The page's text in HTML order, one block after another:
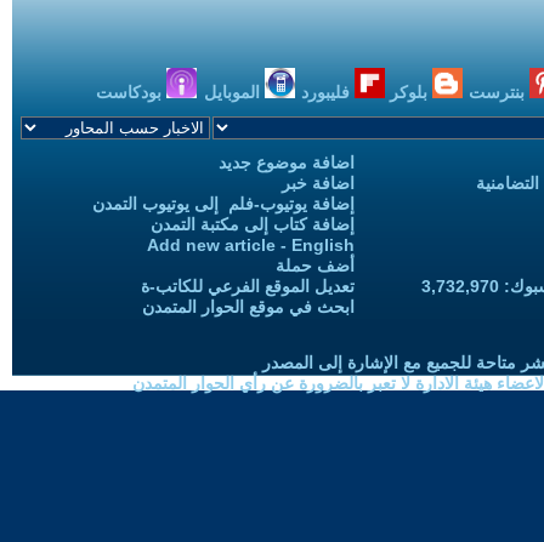
بنترست بلوكر فليبورد الموبايل بودكاست
اضافة موضوع جديد
اضافة خبر
إضافة يوتيوب-فلم إلى يوتيوب التمدن
إضافة كتاب إلى مكتبة التمدن
Add new article - English
أضف حملة
تعديل الموقع الفرعي للكاتب-ة
ابحث في موقع الحوار المتمدن
متاحة للجميع مع الإشارة إلى المصدر
هيئة الادارة لا تعبر بالضرورة عن رأي الحوار المتمدن